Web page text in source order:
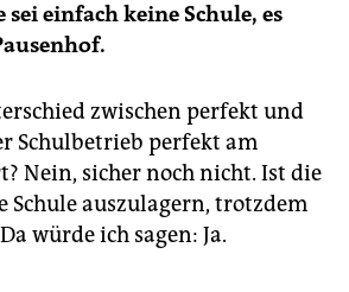
einfach keine Schule, es
zwischen perfekt und
Schulbetrieb perfekt am
Nein, sicher noch nicht. Ist die
Schule auszulagern, trotzdem
würde ich sagen: Ja.